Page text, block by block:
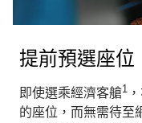
提前預選座位
即使選乘經濟客艙1
的座位，而無需待至